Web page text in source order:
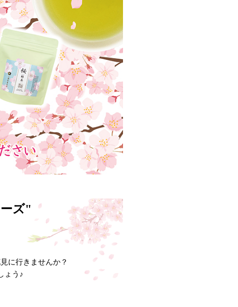
ズ"
に行きませんか？
ょう♪